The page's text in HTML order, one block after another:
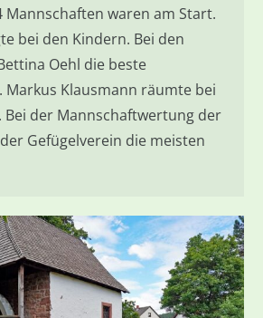
Mannschaften waren am Start.
bei den Kindern. Bei den
Oehl die beste
Klausmann räumte bei
Bei der Mannschaftwertung der
Gefügelverein die meisten